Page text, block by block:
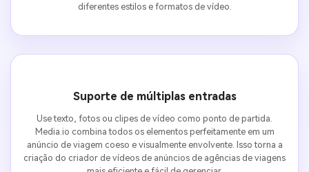
diferentes estilos e formatos de vídeo.
Suporte de múltiplas entradas
Use texto, fotos ou clipes de vídeo como ponto de partida.
Media.io combina todos os elementos perfeitamente em um
anúncio de viagem coeso e visualmente envolvente. Isso torna a
criação do criador de vídeos de anúncios de agências de viagens